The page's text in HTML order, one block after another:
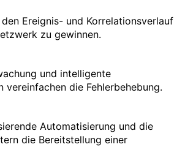
Ereignis- und Korrelationsverlauf
zu gewinnen.
und intelligente
die Fehlerbehebung.
Automatisierung und die
die Bereitstellung einer